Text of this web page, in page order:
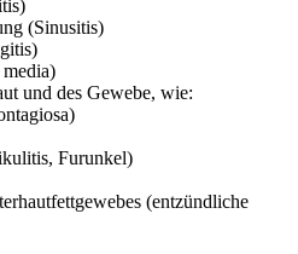
(Sinusitis)
und des Gewebe, wie:
Furunkel)
(entzündliche